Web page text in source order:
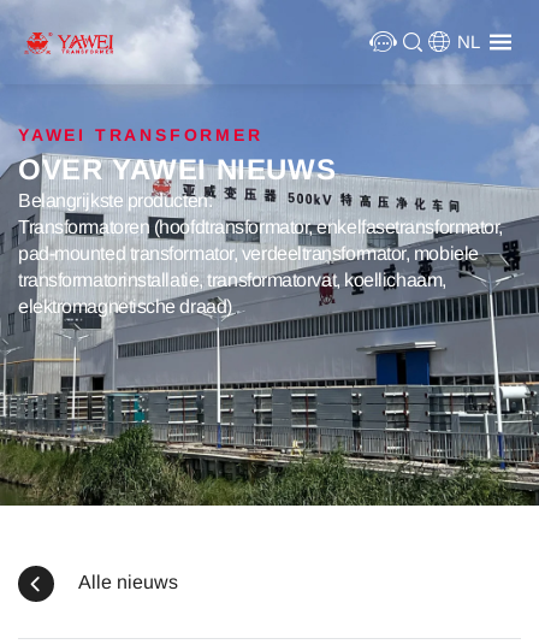
NL
YAWEI TRANSFORMER
OVER YAWEI NIEUWS
Belangrijkste producten:
Transformatoren (hoofdtransformator, enkelfasetransformator,
pad-mounted transformator, verdeeltransformator, mobiele
transformatorinstallatie, transformatorvat, koellichaam,
elektromagnetische draad)
Alle nieuws